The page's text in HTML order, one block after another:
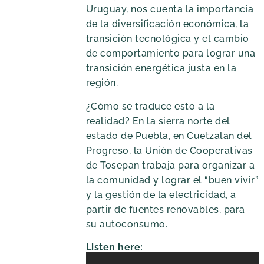
Uruguay, nos cuenta la importancia
de la diversificación económica, la
transición tecnológica y el cambio
de comportamiento para lograr una
transición energética justa en la
región.
¿Cómo se traduce esto a la
realidad? En la sierra norte del
estado de Puebla, en Cuetzalan del
Progreso, la Unión de Cooperativas
de Tosepan trabaja para organizar a
la comunidad y lograr el “buen vivir”
y la gestión de la electricidad, a
partir de fuentes renovables, para
su autoconsumo.
Listen here: